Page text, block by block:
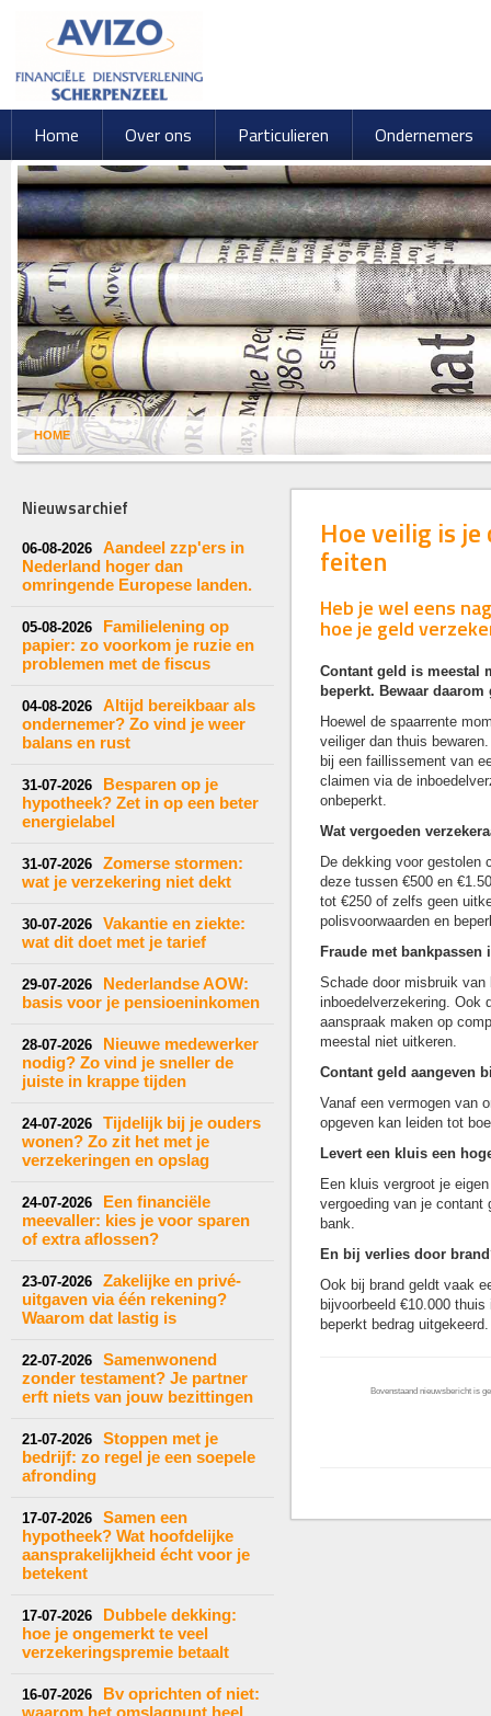
HOME
Home Over ons Particulieren Ondernemers
Nieuwsarchief
06-08-2026
Aandeel zzp'ers in
Nederland hoger dan
omringende Europese landen.
05-08-2026
Familielening op
papier: zo voorkom je ruzie en
problemen met de fiscus
04-08-2026
Altijd bereikbaar als
ondernemer? Zo vind je weer
balans en rust
31-07-2026
Besparen op je
hypotheek? Zet in op een beter
energielabel
31-07-2026
Zomerse stormen:
wat je verzekering niet dekt
30-07-2026
Vakantie en ziekte:
wat dit doet met je tarief
29-07-2026
Nederlandse AOW:
basis voor je pensioeninkomen
28-07-2026
Nieuwe medewerker
nodig? Zo vind je sneller de
juiste in krappe tijden
24-07-2026
Tijdelijk bij je ouders
wonen? Zo zit het met je
verzekeringen en opslag
24-07-2026
Een financiële
meevaller: kies je voor sparen
of extra aflossen?
23-07-2026
Zakelijke en privé-
uitgaven via één rekening?
Waarom dat lastig is
22-07-2026
Samenwonend
zonder testament? Je partner
erft niets van jouw bezittingen
21-07-2026
Stoppen met je
bedrijf: zo regel je een soepele
afronding
17-07-2026
Samen een
hypotheek? Wat hoofdelijke
aansprakelijkheid écht voor je
betekent
17-07-2026
Dubbele dekking:
hoe je ongemerkt te veel
verzekeringspremie betaalt
16-07-2026
Bv oprichten of niet:
waarom het omslagpunt heel
Hoe veilig is
feiten
Heb je wel eens
hoe je geld
Contant geld is meestal
beperkt. Bewaar
Hoewel de spaarrente
veiliger dan thuis
bij een faillissement van
claimen via de
onbeperkt.
Wat vergoeden
De dekking voor gestolen
deze tussen €500 en
tot €250 of zelfs geen
polisvoorwaarden en
Fraude met bankpassen
Schade door misbruik
inboedelverzekering. Ook
aanspraak maken op
meestal niet uitkeren.
Contant geld aangeven
Vanaf een vermogen van
opgeven kan leiden tot
Levert een kluis een
Een kluis vergroot je
vergoeding van je contant
bank.
En bij verlies door
Ook bij brand geldt vaak
bijvoorbeeld €10.000
beperkt bedrag uitgekeerd.
Bovenstaand nieuwsbericht is